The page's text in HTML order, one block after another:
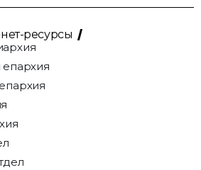
ресурсы
епархия